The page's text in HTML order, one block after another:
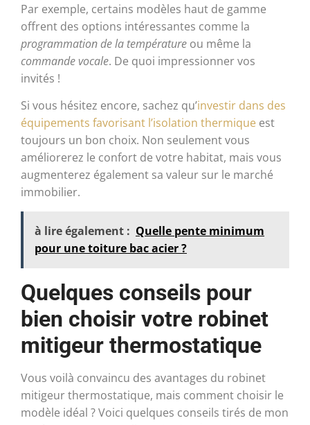
Par exemple, certains modèles haut de gamme
offrent des options intéressantes comme la
programmation de la température ou même la
commande vocale. De quoi impressionner vos
invités !
Si vous hésitez encore, sachez qu’investir dans des
équipements favorisant l’isolation thermique est
toujours un bon choix. Non seulement vous
améliorerez le confort de votre habitat, mais vous
augmenterez également sa valeur sur le marché
immobilier.
à lire également : Quelle pente minimum
pour une toiture bac acier ?
Quelques conseils pour
bien choisir votre robinet
mitigeur thermostatique
Vous voilà convaincu des avantages du robinet
mitigeur thermostatique, mais comment choisir le
modèle idéal ? Voici quelques conseils tirés de mon